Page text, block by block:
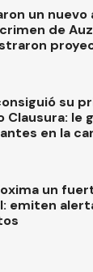
un
de
su
Clausura: le
en la
un
emiten